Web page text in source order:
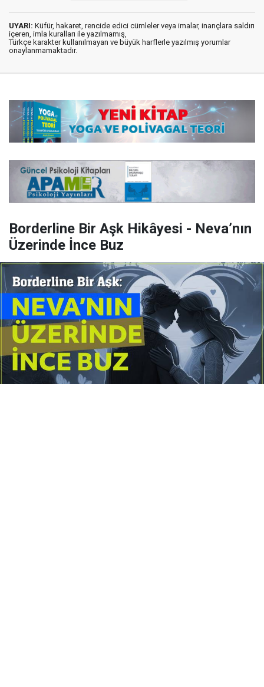
UYARI: Küfür, hakaret, rencide edici cümleler veya imalar, inançlara saldırı
içeren, imla kuralları ile yazılmamış,
Türkçe karakter kullanılmayan ve büyük harflerle yazılmış yorumlar
onaylanmamaktadır.
Borderline Bir Aşk Hikâyesi - Neva’nın
Üzerinde İnce Buz